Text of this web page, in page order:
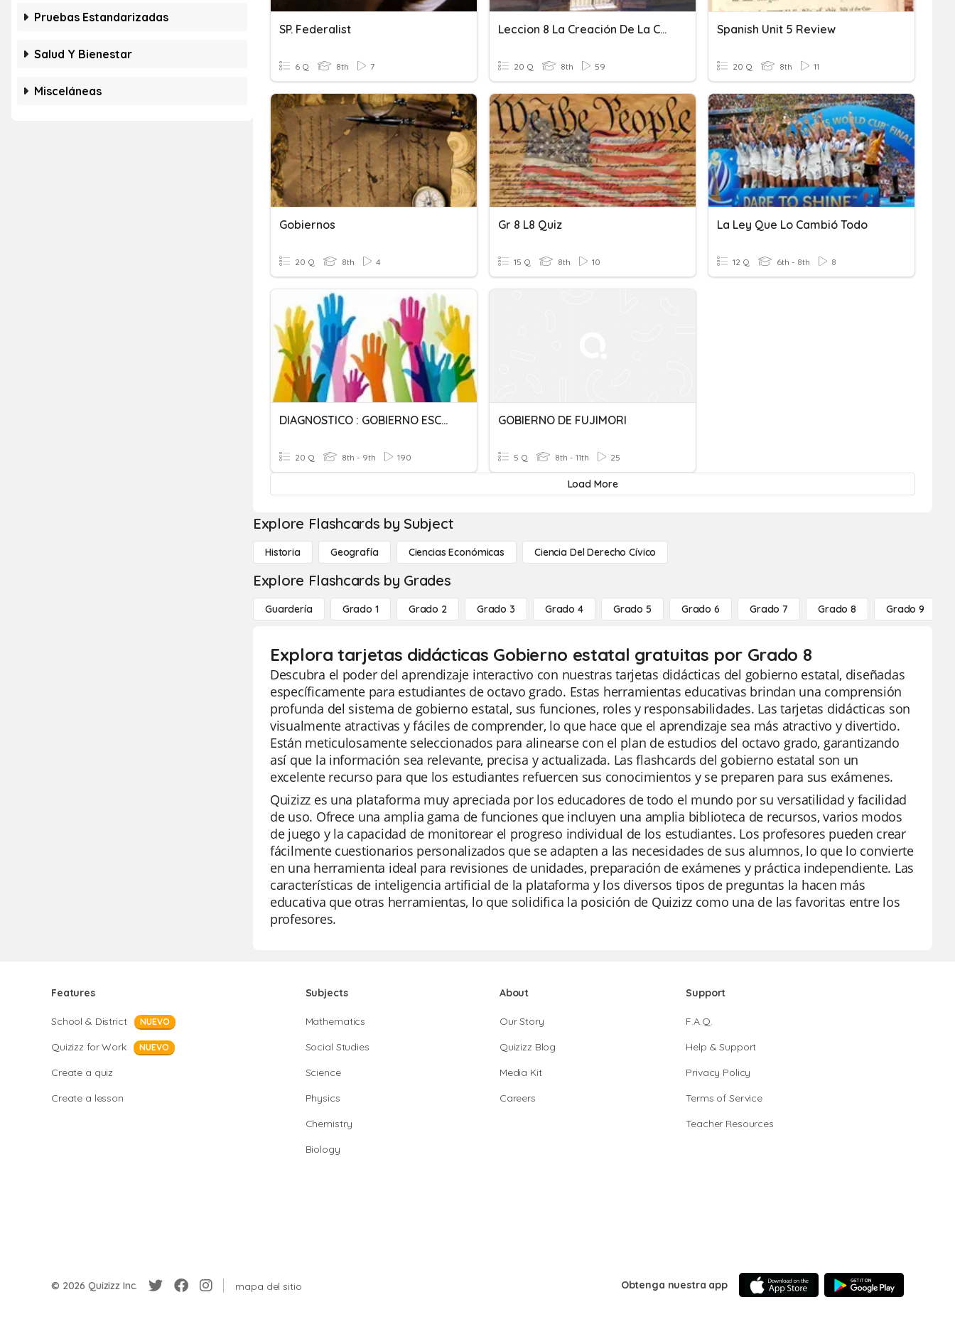
Pruebas Estandarizadas
Salud Y Bienestar
Misceláneas
SP. Federalist
6 Q 8th 7
Leccion 8 La Creación De La Constitución
20 Q 8th 59
Spanish Unit 5 Review
20 Q 8th 11
Gobiernos
20 Q 8th 4
Gr 8 L8 Quiz
15 Q 8th 10
La Ley Que Lo Cambió Todo
12 Q 6th - 8th 8
DIAGNOSTICO : GOBIERNO ESCOLAR Y PARTICIPACION ESCOLAR
20 Q 8th - 9th 190
GOBIERNO DE FUJIMORI
5 Q 8th - 11th 25
Load More
Explore Flashcards by Subject
Historia Geografía Ciencias Económicas Ciencia Del Derecho Cívico
Explore Flashcards by Grades
Guardería Grado 1 Grado 2 Grado 3 Grado 4 Grado 5 Grado 6 Grado 7 Grado 8 Grado 9
Explora tarjetas didácticas Gobierno estatal gratuitas por Grado 8
Descubra el poder del aprendizaje interactivo con nuestras tarjetas didácticas del gobierno estatal, diseñadas
específicamente para estudiantes de octavo grado. Estas herramientas educativas brindan una comprensión
profunda del sistema de gobierno estatal, sus funciones, roles y responsabilidades. Las tarjetas didácticas son
visualmente atractivas y fáciles de comprender, lo que hace que el aprendizaje sea más atractivo y divertido.
Están meticulosamente seleccionados para alinearse con el plan de estudios del octavo grado, garantizando
así que la información sea relevante, precisa y actualizada. Las flashcards del gobierno estatal son un
excelente recurso para que los estudiantes refuercen sus conocimientos y se preparen para sus exámenes.
Quizizz es una plataforma muy apreciada por los educadores de todo el mundo por su versatilidad y facilidad
de uso. Ofrece una amplia gama de funciones que incluyen una amplia biblioteca de recursos, varios modos
de juego y la capacidad de monitorear el progreso individual de los estudiantes. Los profesores pueden crear
fácilmente cuestionarios personalizados que se adapten a las necesidades de sus alumnos, lo que lo convierte
en una herramienta ideal para revisiones de unidades, preparación de exámenes y práctica independiente. Las
características de inteligencia artificial de la plataforma y los diversos tipos de preguntas la hacen más
educativa que otras herramientas, lo que solidifica la posición de Quizizz como una de las favoritas entre los
profesores.
Features
School & District NUEVO
Quizizz for Work NUEVO
Create a quiz
Create a lesson
Subjects
Mathematics
Social Studies
Science
Physics
Chemistry
Biology
About
Our Story
Quizizz Blog
Media Kit
Careers
Support
F.A.Q.
Help & Support
Privacy Policy
Terms of Service
Teacher Resources
© 2026 Quizizz Inc. mapa del sitio Obtenga nuestra app